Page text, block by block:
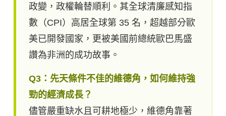
政變，政權輪替順利。其全球清廉感知指
數（CPI）高居全球第 35 名，超越部分歐
美已開發國家，更被美國前總統歐巴馬盛
讚為非洲的成功故事。
Q3：先天條件不佳的維德角，如何維持強
勁的經濟成長？
儘管嚴重缺水且可耕地極少，維德角靠著